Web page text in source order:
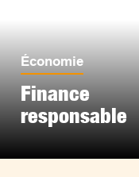
Économie
Finance
responsable